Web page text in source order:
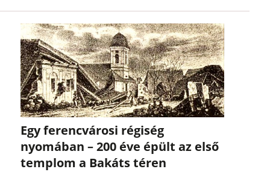
Egy ferencvárosi régiség
nyomában – 200 éve épült az első
templom a Bakáts téren